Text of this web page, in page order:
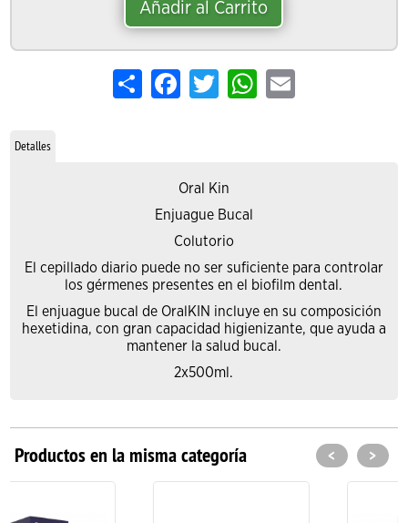
Añadir al Carrito
Share FacebookTwitterWhatsApp
Email
Detalles
Oral Kin
Enjuague Bucal
Colutorio
El cepillado diario puede no ser suficiente para controlar
los gérmenes presentes en el biofilm dental.
El enjuague bucal de OralKIN incluye en su composición
hexetidina, con gran capacidad higienizante, que ayuda a
mantener la salud bucal.
2x500ml.
Productos en la misma categoría < >